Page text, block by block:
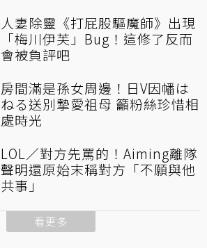
人妻除靈《打屁股驅魔師》出現
「梅川伊芙」Bug！這修了反而
會被負評吧
房間滿是孫女周邊！日V因幡は
ねる送別摯愛祖母 籲粉絲珍惜相
處時光
LOL／對方先罵的！Aiming離隊
聲明還原始末稱對方「不願與他
共事」
看更多